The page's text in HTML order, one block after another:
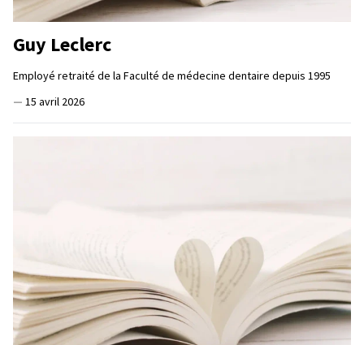
Guy Leclerc
Employé retraité de la Faculté de médecine dentaire depuis 1995
— 15 avril 2026